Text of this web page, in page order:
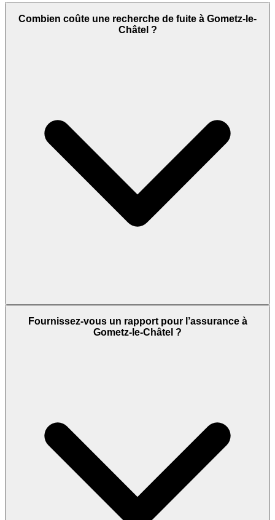
Combien coûte une recherche de fuite à Gometz-le-
Châtel ?
Fournissez-vous un rapport pour l’assurance à
Gometz-le-Châtel ?